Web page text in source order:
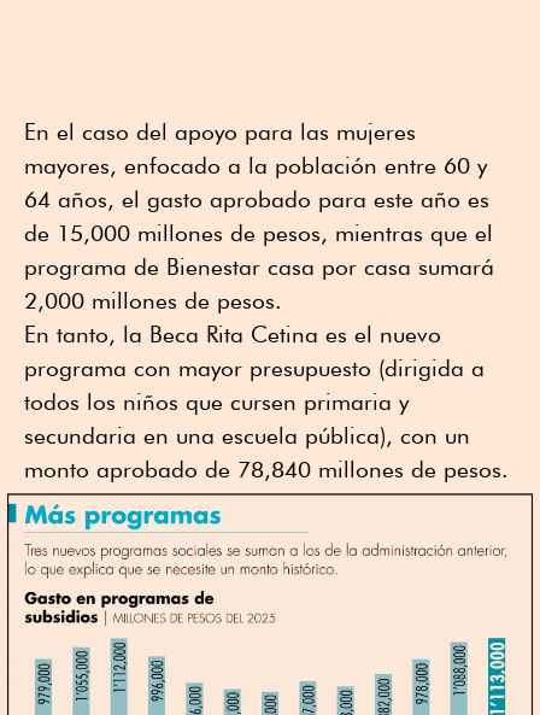
En el caso del apoyo para las mujeres
mayores, enfocado a la población entre 60 y
64 años, el gasto aprobado para este año es
de 15,000 millones de pesos, mientras que el
programa de Bienestar casa por casa sumará
2,000 millones de pesos.
En tanto, la Beca Rita Cetina es el nuevo
programa con mayor presupuesto (dirigida a
todos los niños que cursen primaria y
secundaria en una escuela pública), con un
monto aprobado de 78,840 millones de pesos.